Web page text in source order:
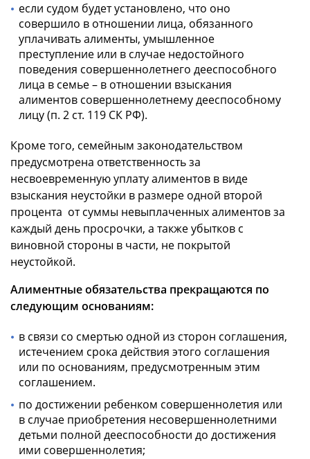
если судом будет установлено, что оно
совершило в отношении лица, обязанного
уплачивать алименты, умышленное
преступление или в случае недостойного
поведения совершеннолетнего дееспособного
лица в семье – в отношении взыскания
алиментов совершеннолетнему дееспособному
лицу (п. 2 ст. 119 СК РФ).
Кроме того, семейным законодательством
предусмотрена ответственность за
несвоевременную уплату алиментов в виде
взыскания неустойки в размере одной второй
процента от суммы невыплаченных алиментов за
каждый день просрочки, а также убытков с
виновной стороны в части, не покрытой
неустойкой.
Алиментные обязательства прекращаются по
следующим основаниям:
в связи со смертью одной из сторон соглашения,
истечением срока действия этого соглашения
или по основаниям, предусмотренным этим
соглашением.
по достижении ребенком совершеннолетия или
в случае приобретения несовершеннолетними
детьми полной дееспособности до достижения
ими совершеннолетия;